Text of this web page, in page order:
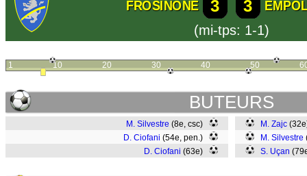
FROSINONE 3 3
(mi-tps: 1-1)
1 10 20 30 40 50
BUTEURS
M. Silvestre (8e, csc)
D. Ciofani (54e, pen.)
D. Ciofani (63e)
M. Zajc
M. Silvestre
S. Uçan